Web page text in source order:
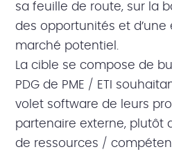
sa feuille de route, sur la
des opportunités et d’une
marché potentiel.
La cible se compose de
PDG de PME / ETI
volet software de leurs
partenaire externe, plutôt
de ressources /